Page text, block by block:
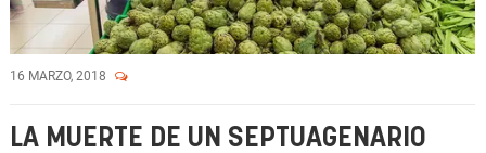
16 MARZO, 2018
LA MUERTE DE UN SEPTUAGENARIO